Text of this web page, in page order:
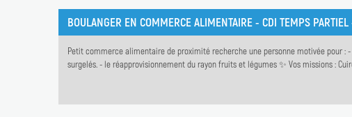
BOULANGER EN COMMERCE ALIMENTAIRE - CDI TEMPS
Petit commerce alimentaire de proximité recherche une personne motivée pour :
surgelés. - le réapprovisionnement du rayon fruits et légumes ✨ Vos missions :